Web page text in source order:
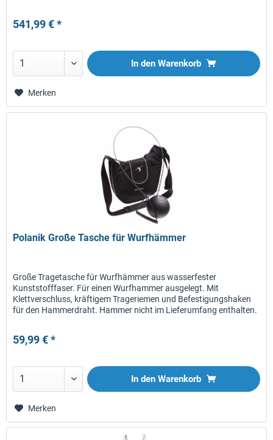
541,99 € *
In den Warenkorb
Merken
Polanik Große Tasche für Wurfhämmer
Große Tragetasche für Wurfhämmer aus wasserfester
Kunststofffaser. Für einen Wurfhammer ausgelegt. Mit
Klettverschluss, kräftigem Trageriemen und Befestigungshaken
für den Hammerdraht. Hammer nicht im Lieferumfang enthalten.
59,99 € *
In den Warenkorb
Merken